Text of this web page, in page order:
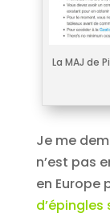
La MAJ de
Je me
n’est pas
en Europe